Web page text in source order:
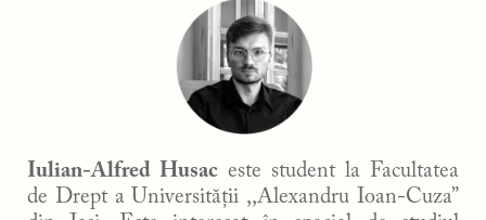
Iulian-Alfred Husac este student la Facultatea
de Drept a Universității ,,Alexandru Ioan-Cuza”